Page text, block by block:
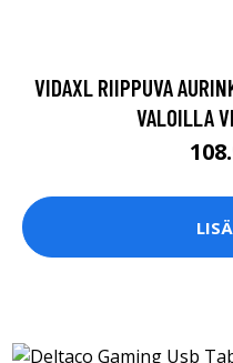
VIDAXL RIIPPUVA
VALOILLA